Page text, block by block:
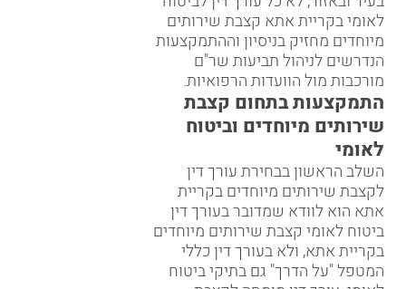
לאומי בקריית אתא קצבת שירותים
מיוחדים מחזיק בניסיון וההתמקצעות
הנדרשים לניהול תביעות שר"ם
מורכבות מול הוועדות הרפואיות.
התמקצעות בתחום קצבת
שירותים מיוחדים וביטוח
לאומי
השלב הראשון בבחירת עורך דין
לקצבת שירותים מיוחדים בקריית
אתא הוא לוודא שמדובר בעורך דין
ביטוח לאומי קצבת שירותים מיוחדים
בקריית אתא, ולא בעורך דין כללי
המטפל "על הדרך" גם בתיקי ביטוח